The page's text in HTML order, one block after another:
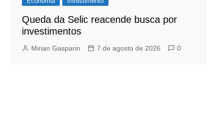
Queda da Selic reacende busca por
investimentos
Mirian Gasparin 7 de agosto de 2026 0